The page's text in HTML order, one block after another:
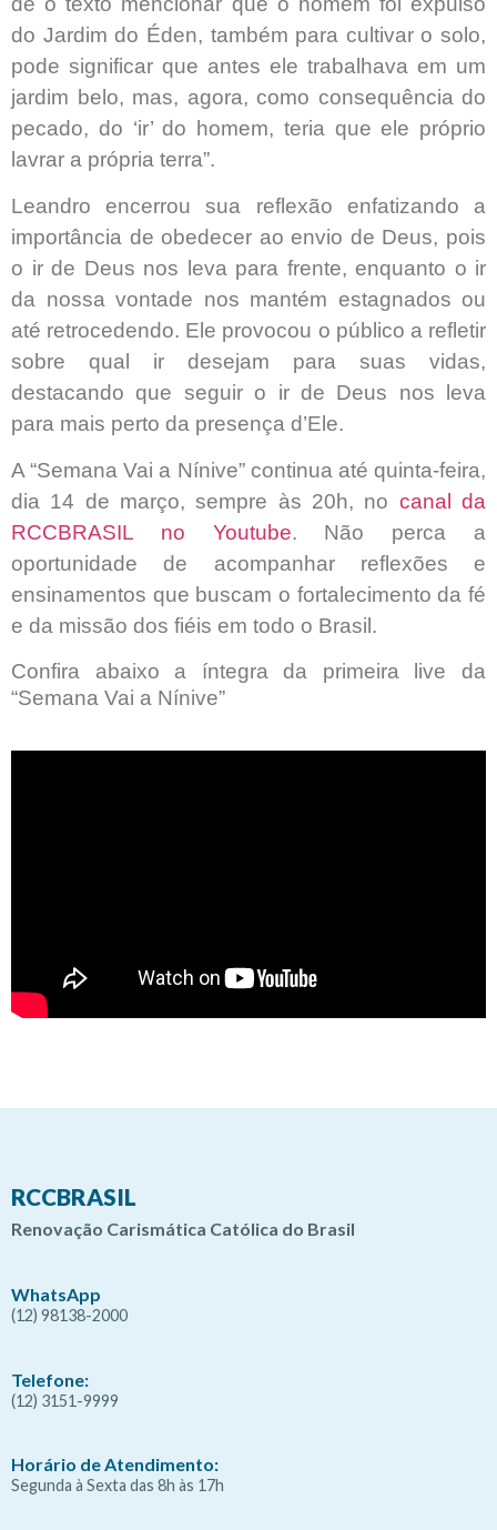
do Jardim do Éden, também para cultivar o solo,
pode significar que antes ele trabalhava em um
jardim belo, mas, agora, como consequência do
pecado, do ‘ir’ do homem, teria que ele próprio
lavrar a própria terra”.
Leandro encerrou sua reflexão enfatizando a
importância de obedecer ao envio de Deus, pois
o ir de Deus nos leva para frente, enquanto o ir
da nossa vontade nos mantém estagnados ou
até retrocedendo. Ele provocou o público a refletir
sobre qual ir desejam para suas vidas,
destacando que seguir o ir de Deus nos leva
para mais perto da presença d’Ele.
A “Semana Vai a Nínive” continua até quinta-feira,
dia 14 de março, sempre às 20h, no canal da
RCCBRASIL no Youtube. Não perca a
oportunidade de acompanhar reflexões e
ensinamentos que buscam o fortalecimento da fé
e da missão dos fiéis em todo o Brasil.
Confira abaixo a íntegra da primeira live da
“Semana Vai a Nínive”
RCCBRASIL
Renovação Carismática Católica do Brasil
WhatsApp
(12) 98138-2000
Telefone:
(12) 3151-9999
Horário de Atendimento:
Segunda à Sexta das 8h às 17h